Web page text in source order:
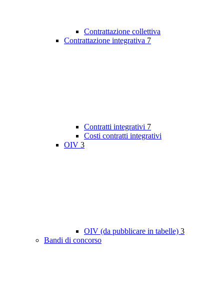
Contrattazione collettiva
Contrattazione integrativa 7
Contratti integrativi 7
Costi contratti integrativi
OIV 3
OIV (da pubblicare in tabelle) 3
Bandi di concorso